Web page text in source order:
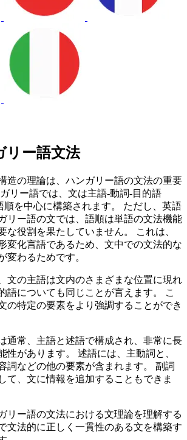
リー語文法
造の理論は、ハンガリー語の文法の重要
リー語では、文は主語-動詞-目的語
順を中心に構築されます。 ただし、英語
リー語の文では、語順は単語の文法機能
な役割を果たしていません。 これは、
変化言語であるため、文中での文法的な
変わるためです。
文の主語は文内のさまざまな位置に現れ
語についても同じことが言えます。 こ
の特定の要素をより強調することができ
通常、主語と述語で構成され、非常に長
性があります。 述語には、主動詞と、
詞などの他の要素が含まれます。 副詞
て、文に情報を追加することもできま
リー語の文法における文理論を理解する
文法的に正しく一貫性のある文を構築す